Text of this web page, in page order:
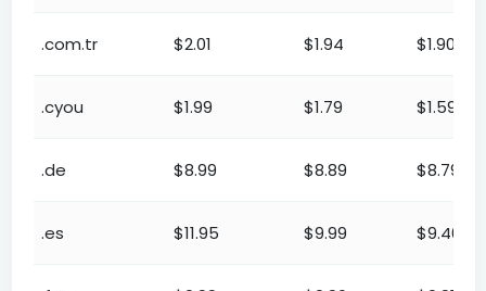
.com.tr $2.01 $1.94 $1.90
.cyou $1.99 $1.79 $1.59
.de $8.99 $8.89 $8.79
.es $11.95 $9.99 $9.46